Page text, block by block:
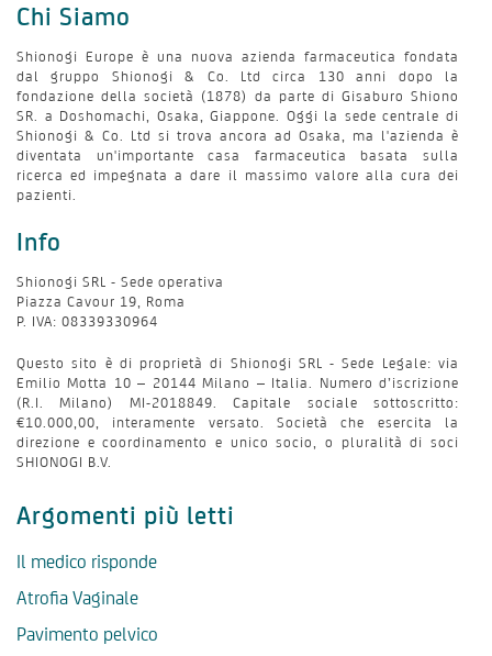
Chi Siamo
Shionogi Europe è una nuova azienda farmaceutica fondata
dal gruppo Shionogi & Co. Ltd circa 130 anni dopo la
fondazione della società (1878) da parte di Gisaburo Shiono
SR. a Doshomachi, Osaka, Giappone. Oggi la sede centrale di
Shionogi & Co. Ltd si trova ancora ad Osaka, ma l'azienda è
diventata un'importante casa farmaceutica basata sulla
ricerca ed impegnata a dare il massimo valore alla cura dei
pazienti.
Info
Shionogi SRL - Sede operativa
Piazza Cavour 19, Roma
P. IVA: 08339330964
Questo sito è di proprietà di Shionogi SRL - Sede Legale: via
Emilio Motta 10 – 20144 Milano – Italia. Numero d’iscrizione
(R.I. Milano) MI-2018849. Capitale sociale sottoscritto:
€10.000,00, interamente versato. Società che esercita la
direzione e coordinamento e unico socio, o pluralità di soci
SHIONOGI B.V.
Argomenti più letti
Il medico risponde
Atrofia Vaginale
Pavimento pelvico